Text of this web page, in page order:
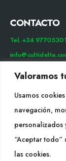
Valoramos
Usamos
navegación,
personalizados
“Aceptar todo”
las cookies.
CONTACTO
Tel. +34
SÍGUENOS
WEB
Cultidelta
Áreas de trabajo